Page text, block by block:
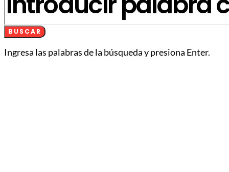
BUSCAR
Ingresa las palabras de la búsqueda y presiona Enter.